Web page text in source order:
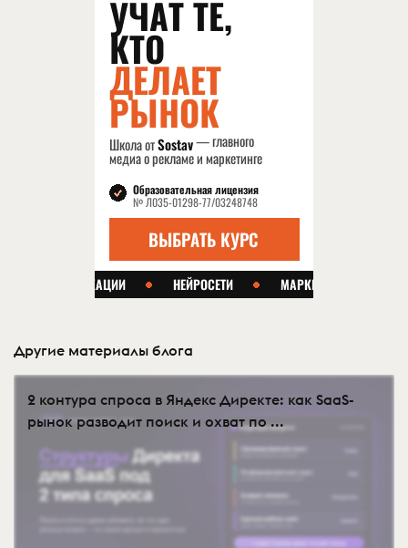
Другие материалы блога
2 контура спроса в Яндекс Директе: как SaaS-
рынок разводит поиск и охват по ...